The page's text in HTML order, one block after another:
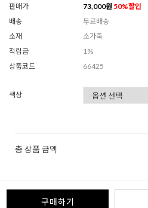
판매가
73,000원 50%할인
배송
무료배송
소재
소가죽
적립금
1%
상품코드
66425
색상
총 상품 금액
구매하기